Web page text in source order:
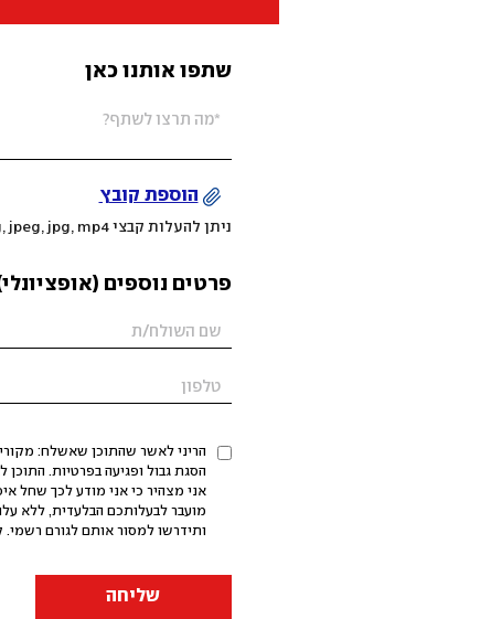
שתפו אותנו כאן
הוספת קובץ
ניתן להעלות קבצי mov, png, jpeg, jpg, mp4 עד 200MB
פרטים נוספים
הריני לאשר שהתוכן שאשלח:
אני מצהיר כי אני מודע לכך שחל
מועבר לבעלותכם הבלעדית, ללא
ותידרשו למסור אותם לגורם
שליחה